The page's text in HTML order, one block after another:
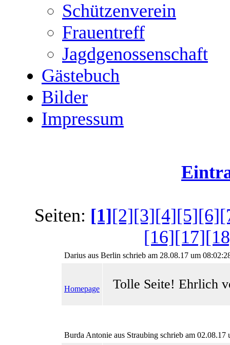
Schützenverein
Frauentreff
Jagdgenossenschaft
Gästebuch
Bilder
Impressum
Seiten: [1][2][3][4][5][6]
[16][17]
Darius aus Berlin schrieb am 28.08.17 um
Homepage Tolle Seite! Ehrlich
Burda Antonie aus Straubing schrieb am 02.08.17